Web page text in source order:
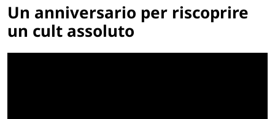
Un anniversario per riscoprire
un cult assoluto